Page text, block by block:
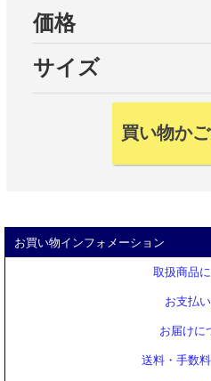
価格
サイズ
お買い物インフォメーション
取扱商品
お支払
お届けに
送料・手数